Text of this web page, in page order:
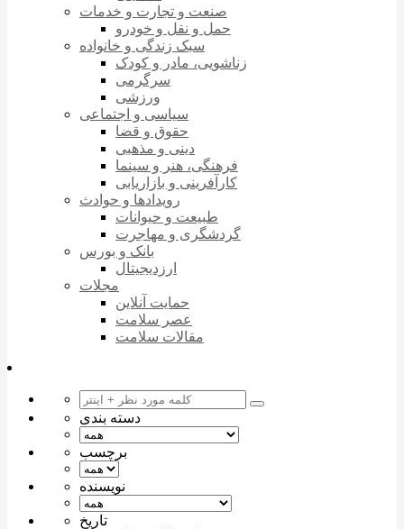
صنعت و تجارت و خدمات
حمل و نقل و خودرو
سبک زندگی و خانواده
زناشویی، مادر و کودک
سرگرمی
ورزشی
سیاسی و اجتماعی
حقوق و قضا
دینی و مذهبی
فرهنگی، هنر و سینما
کارآفرینی و بازاریابی
رویدادها و حوادث
طبیعت و حیوانات
گردشگری و مهاجرت
بانک و بورس
ارزدیجیتال
مجلات
حمایت آنلاین
عصر سلامت
مقالات سلامت
دسته بندی
برچسب
نویسنده
تاریخ